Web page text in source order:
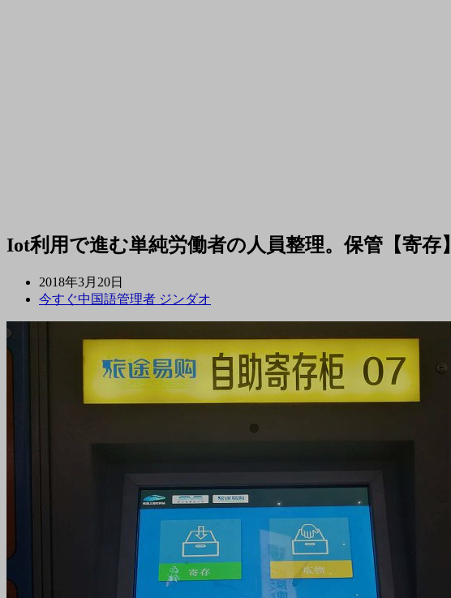
Iot利用で進む単純労働者の人員整理。保管【寄存】
2018年3月20日
今すぐ中国語管理者 ジンダオ